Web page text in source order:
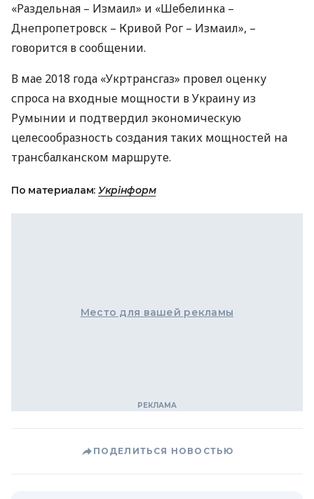
«Раздельная – Измаил» и «Шебелинка –
Днепропетровск – Кривой Рог – Измаил», –
говорится в сообщении.
В мае 2018 года «Укртрансгаз» провел оценку
спроса на входные мощности в Украину из
Румынии и подтвердил экономическую
целесообразность создания таких мощностей на
трансбалканском маршруте.
По материалам: Укрінформ
Место для вашей рекламы
ПОДЕЛИТЬСЯ НОВОСТЬЮ